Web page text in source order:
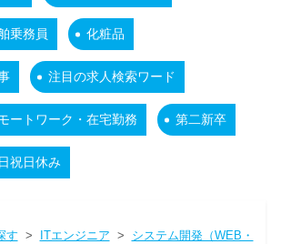
乗務員 化粧品
注目の求人検索ワード
ートワーク・在宅勤務 第二新卒
祝日休み
す > ITエンジニア > システム開発（WEB・